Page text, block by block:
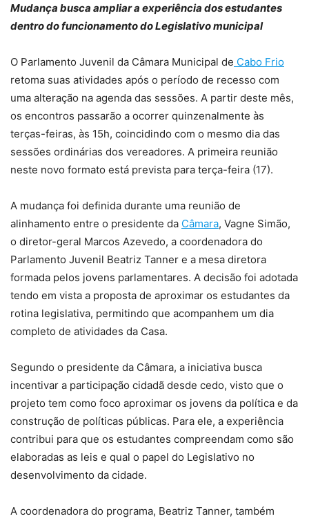
Mudança busca ampliar a experiência dos estudantes
dentro do funcionamento do Legislativo municipal
O Parlamento Juvenil da Câmara Municipal de Cabo Frio
retoma suas atividades após o período de recesso com
uma alteração na agenda das sessões. A partir deste mês,
os encontros passarão a ocorrer quinzenalmente às
terças-feiras, às 15h, coincidindo com o mesmo dia das
sessões ordinárias dos vereadores. A primeira reunião
neste novo formato está prevista para terça-feira (17).
A mudança foi definida durante uma reunião de
alinhamento entre o presidente da Câmara, Vagne Simão,
o diretor-geral Marcos Azevedo, a coordenadora do
Parlamento Juvenil Beatriz Tanner e a mesa diretora
formada pelos jovens parlamentares. A decisão foi adotada
tendo em vista a proposta de aproximar os estudantes da
rotina legislativa, permitindo que acompanhem um dia
completo de atividades da Casa.
Segundo o presidente da Câmara, a iniciativa busca
incentivar a participação cidadã desde cedo, visto que o
projeto tem como foco aproximar os jovens da política e da
construção de políticas públicas. Para ele, a experiência
contribui para que os estudantes compreendam como são
elaboradas as leis e qual o papel do Legislativo no
desenvolvimento da cidade.
A coordenadora do programa, Beatriz Tanner, também